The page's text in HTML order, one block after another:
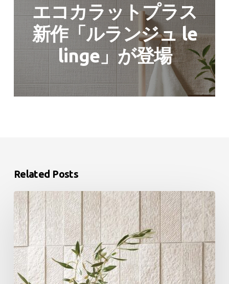
エコカラットプラス
新作「ルランジュ le
linge」が登場
Related Posts
エ
コ
カ
ラ
ッ
ト
プ
ラ